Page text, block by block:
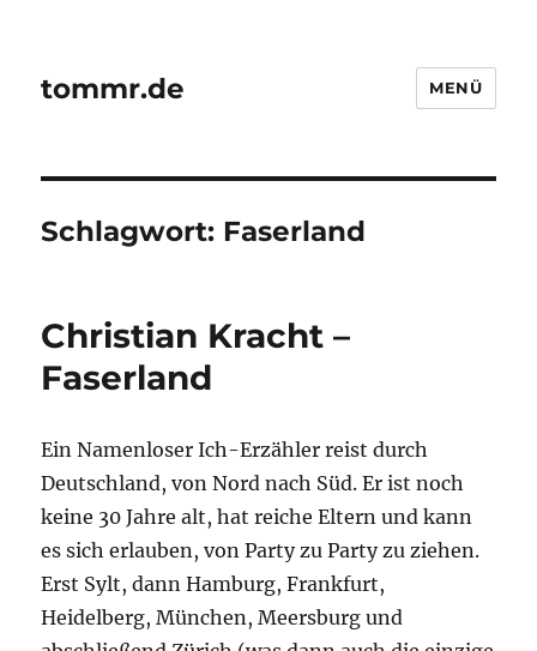
tommr.de MENÜ
Schlagwort: Faserland
Christian Kracht –
Faserland
Ein Namenloser Ich-Erzähler reist durch
Deutschland, von Nord nach Süd. Er ist noch
keine 30 Jahre alt, hat reiche Eltern und kann
es sich erlauben, von Party zu Party zu ziehen.
Erst Sylt, dann Hamburg, Frankfurt,
Heidelberg, München, Meersburg und